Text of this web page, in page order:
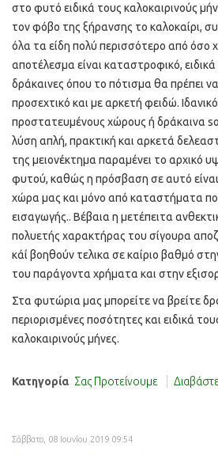
στο φυτό ειδικά τους καλοκαιρινούς
τον φόβο της ξήρανσης το καλοκαίρι,
όλα τα είδη πολύ περισσότερο από όσο
αποτέλεσμα είναι καταστροφικό,
δράκαινες όπου το πότισμα θα πρέπει να
προσεχτικό και με αρκετή φειδώ.
προστατευμένους χώρους ή δράκαινα
λύση απλή, πρακτική και αρκετά
της μειονέκτημα παραμένει το αρχικό
φυτού, καθώς η πρόσβαση σε αυτό
χώρα μας και μόνο από καταστήματα
εισαγωγής.. Βέβαια η μετέπειτα
πολυετής χαρακτήρας του σίγουρα
κάί βοηθούν τελικα σε καίριο βαθμό
του παράγοντα χρήματα και στην
Στα φυτώρια μας μπορείτε να βρείτε
περιορισμένες ποσότητες και ειδικά
καλοκαιρινούς μήνες.
Κατηγορία Σας Προτείνουμε
Σάββατο, 08 Ιουνίου 2019 09:54